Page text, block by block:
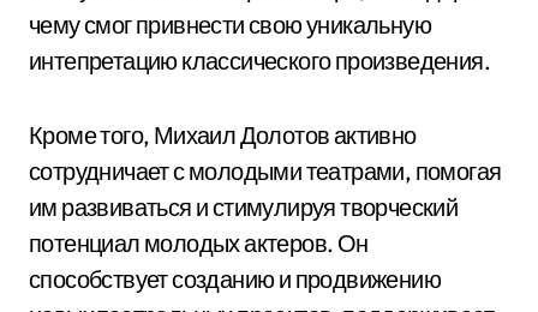
чему смог привнести свою уникальную
интепретацию классического произведения.
Кроме того, Михаил Долотов активно
сотрудничает с молодыми театрами, помогая
им развиваться и стимулируя творческий
потенциал молодых актеров. Он
способствует созданию и продвижению